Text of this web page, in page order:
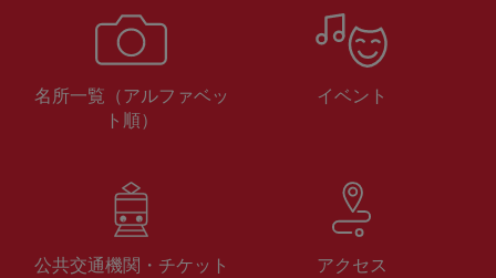
名所一覧（アルファベッ
ト順）
イベント
公共交通機関・チケット アクセス